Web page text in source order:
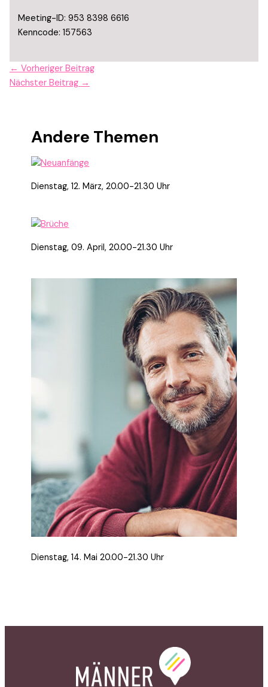
Meeting-ID: 953 8398 6616
Kenncode: 157563
← Vorheriger Beitrag
Nächster Beitrag →
Andere Themen
Dienstag, 12. März, 20.00-21.30 Uhr
Dienstag, 09. April, 20.00-21.30 Uhr
Dienstag, 14. Mai 20.00-21.30 Uhr